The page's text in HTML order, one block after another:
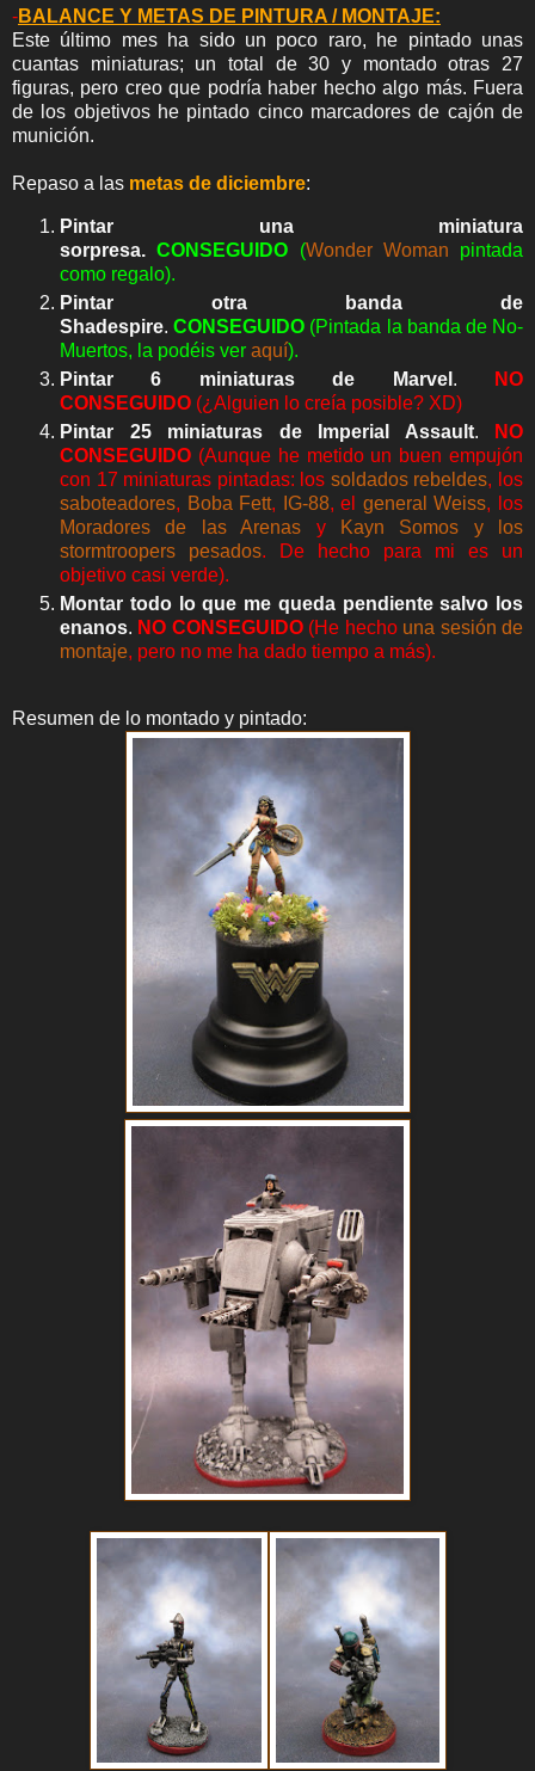
-BALANCE Y METAS DE PINTURA / MONTAJE:
Este último mes ha sido un poco raro, he pintado unas
cuantas miniaturas; un total de 30 y montado otras 27
figuras, pero creo que podría haber hecho algo más. Fuera
de los objetivos he pintado cinco marcadores de cajón de
munición.
Repaso a las metas de diciembre:
Pintar una miniatura
sorpresa.CONSEGUIDO (Wonder Woman pintada
como regalo).
Pintar otra banda de
Shadespire.CONSEGUIDO (Pintada la banda de No-
Muertos, la podéis ver aquí).
Pintar6 miniaturas de Marvel .
NO
CONSEGUIDO (¿Alguien lo creía posible? XD)
Pintar 25 miniaturas de Imperial Assault.
NO
CONSEGUIDO (Aunque he metido un buen empujón
con 17 miniaturas pintadas: los soldados rebeldes, los
saboteadores, Boba Fett, IG-88, el general Weiss, los
Moradores de las Arenas y
Kayn Somos y los
stormtroopers pesados. De hecho para mi es un
objetivo casi verde).
Montar todo lo que me queda pendiente salvo los
enanos. NO CONSEGUIDO (He hecho una sesión de
montaje, pero no me ha dado tiempo a más).
Resumen de lo montado y pintado: